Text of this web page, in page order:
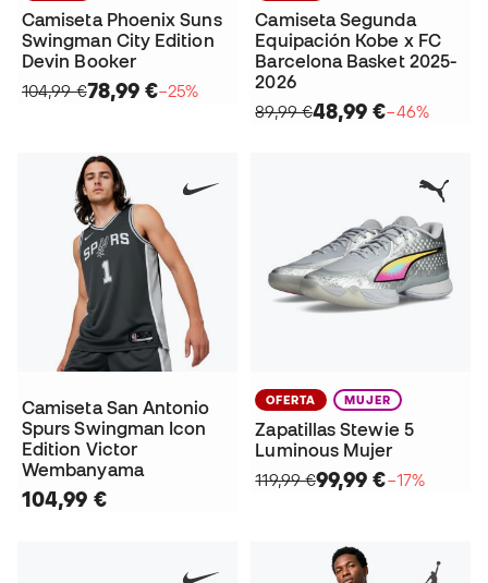
Camiseta Phoenix Suns
Swingman City Edition
Devin Booker
104,99 €78,99 €−25%
Camiseta Segunda
Equipación Kobe x FC
Barcelona Basket 2025-
2026
89,99 €48,99 €−46%
Camiseta San Antonio
Spurs Swingman Icon
Edition Victor
Wembanyama
104,99 €
OFERTA MUJER
Zapatillas Stewie 5
Luminous Mujer
119,99 €99,99 €−17%